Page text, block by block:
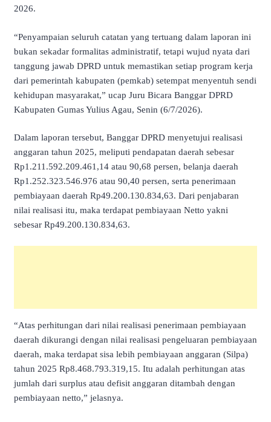
2026.
“Penyampaian seluruh catatan yang tertuang dalam laporan ini
bukan sekadar formalitas administratif, tetapi wujud nyata dari
tanggung jawab DPRD untuk memastikan setiap program kerja
dari pemerintah kabupaten (pemkab) setempat menyentuh sendi
kehidupan masyarakat,” ucap Juru Bicara Banggar DPRD
Kabupaten Gumas Yulius Agau, Senin (6/7/2026).
Dalam laporan tersebut, Banggar DPRD menyetujui realisasi
anggaran tahun 2025, meliputi pendapatan daerah sebesar
Rp1.211.592.209.461,14 atau 90,68 persen, belanja daerah
Rp1.252.323.546.976 atau 90,40 persen, serta penerimaan
pembiayaan daerah Rp49.200.130.834,63. Dari penjabaran
nilai realisasi itu, maka terdapat pembiayaan Netto yakni
sebesar Rp49.200.130.834,63.
“Atas perhitungan dari nilai realisasi penerimaan pembiayaan
daerah dikurangi dengan nilai realisasi pengeluaran pembiayaan
daerah, maka terdapat sisa lebih pembiayaan anggaran (Silpa)
tahun 2025 Rp8.468.793.319,15. Itu adalah perhitungan atas
jumlah dari surplus atau defisit anggaran ditambah dengan
pembiayaan netto,” jelasnya.